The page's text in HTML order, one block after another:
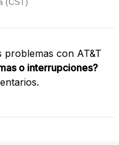
con AT&T
o interrupciones?